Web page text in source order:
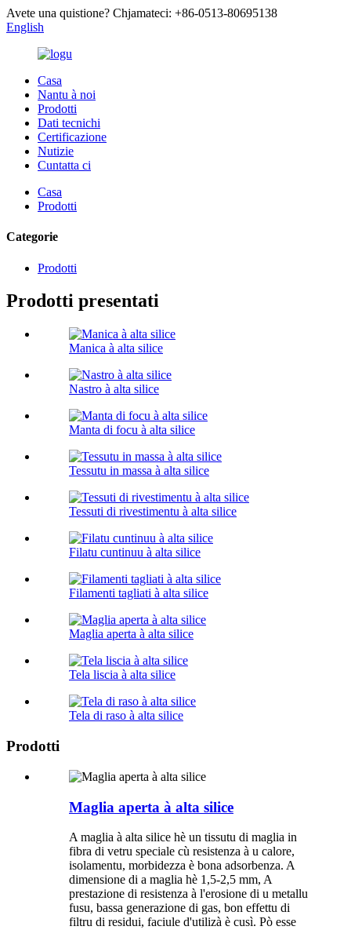
Avete una quistione? Chjamateci: +86-0513-80695138
English
Casa
Nantu à noi
Prodotti
Dati tecnichi
Certificazione
Nutizie
Cuntatta ci
Casa
Prodotti
Categorie
Prodotti
Prodotti presentati
Manica à alta silice
Nastro à alta silice
Manta di focu à alta silice
Tessutu in massa à alta silice
Tessuti di rivestimentu à alta silice
Filatu cuntinuu à alta silice
Filamenti tagliati à alta silice
Maglia aperta à alta silice
Tela liscia à alta silice
Tela di raso à alta silice
Prodotti
Maglia aperta à alta silice
A maglia à alta silice hè un tissutu di maglia in
fibra di vetru speciale cù resistenza à u calore,
isolamentu, morbidezza è bona adsorbenza. A
dimensione di a maglia hè 1,5-2,5 mm, A
prestazione di resistenza à l'erosione di u metallu
fusu, bassa generazione di gas, bon effettu di
filtru di residui, faciule d'utilizà è cusì. Pò esse